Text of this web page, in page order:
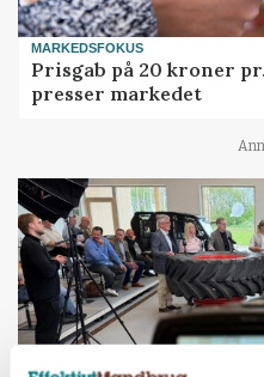
MARKEDSFOKUS
Prisgab på 20 kroner
presser markedet